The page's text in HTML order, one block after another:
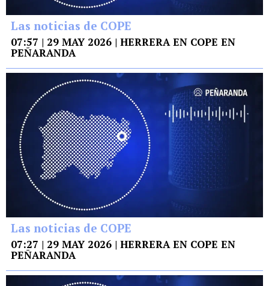
Las noticias de COPE
07:57 | 29 MAY 2026 | HERRERA EN COPE EN
PEÑARANDA
Las noticias de COPE
07:27 | 29 MAY 2026 | HERRERA EN COPE EN
PEÑARANDA